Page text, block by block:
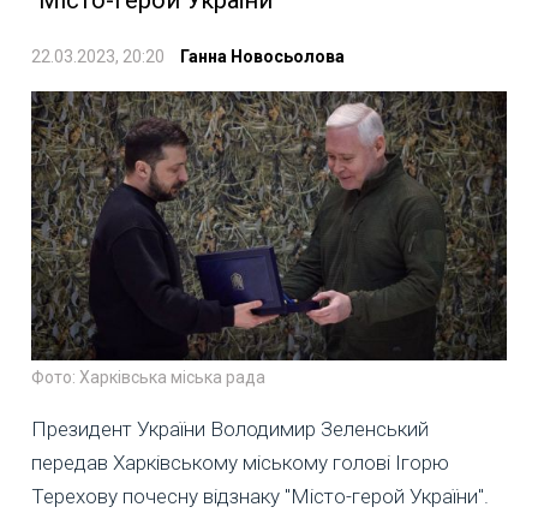
22.03.2023, 20:20 Ганна Новосьолова
Фото: Харківська міська рада
Президент України Володимир Зеленський
передав Харківському міському голові Ігорю
Терехову почесну відзнаку "Місто-герой України".